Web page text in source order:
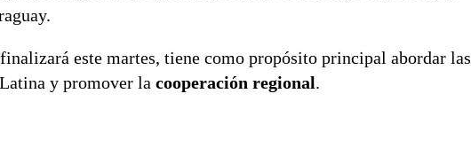
este martes, tiene como propósito principal abordar las
y promover la cooperación regional.